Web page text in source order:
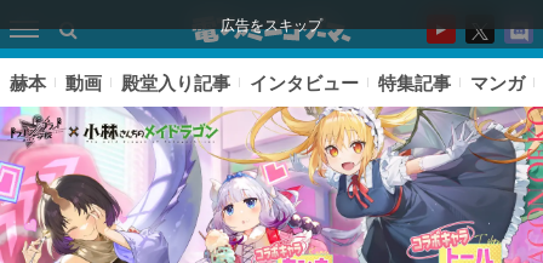
広告をスキップ
赫本 動画 殿堂入り記事 インタビュー 特集記事 マンガ